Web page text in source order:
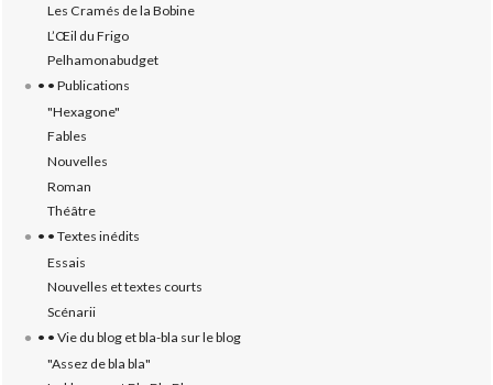
Les Cramés de la Bobine
L’‎Œil du Frigo
Pelhamonabudget
• • Publications
"Hexagone"
Fables
Nouvelles
Roman
Théâtre
• • Textes inédits
Essais
Nouvelles et textes courts
Scénarii
• • Vie du blog et bla-bla sur le blog
"Assez de bla bla"